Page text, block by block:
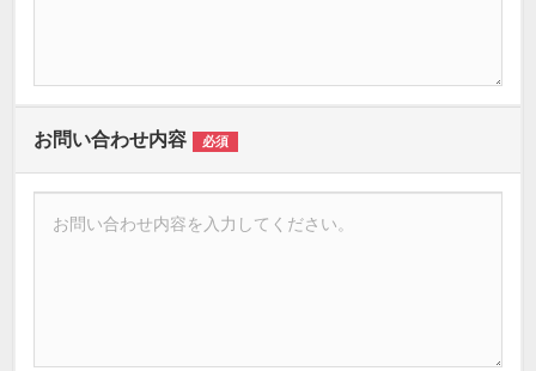
お問い合わせ内容 必須